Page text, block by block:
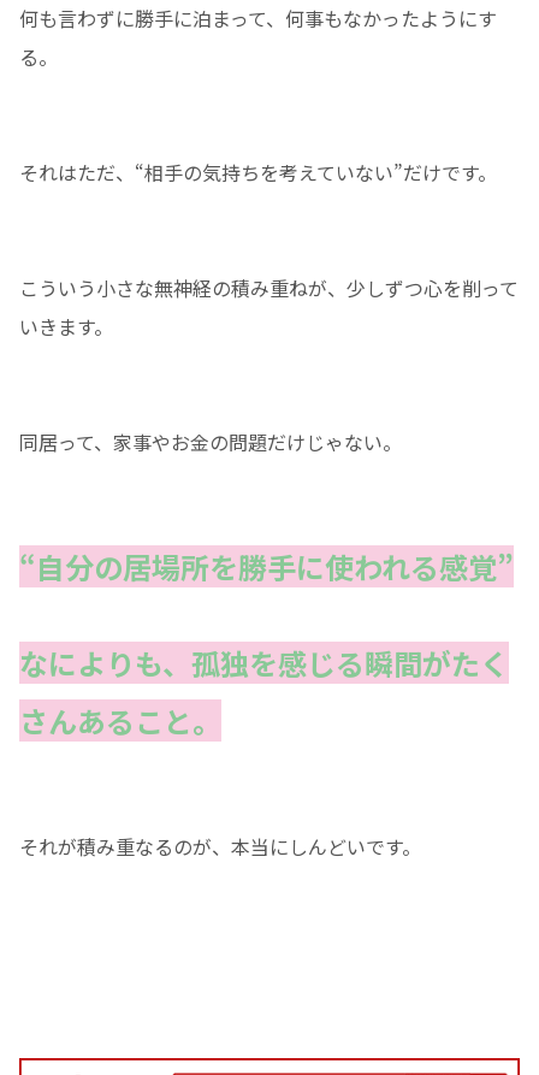
何も言わずに勝手に泊まって、何事もなかったようにす
る。
それはただ、“相手の気持ちを考えていない”だけです。
こういう小さな無神経の積み重ねが、少しずつ心を削って
いきます。
同居って、家事やお金の問題だけじゃない。
“自分の居場所を勝手に使われる感覚”
なによりも、孤独を感じる瞬間がたく
さんあること。
それが積み重なるのが、本当にしんどいです。